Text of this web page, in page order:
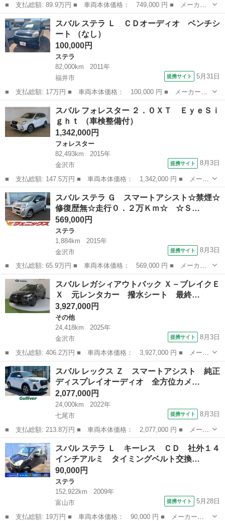
■ 支払総額: 89.9万円 ■ 車両本体価格： 749,000 円 ■ メーカー
名： スバル ■ 車種名： インプレッサスポーツ ■ グレード
名： ２．０ｉアイサイト アクティブスタイル☆４ＷＤ☆ナビ☆
☆４ＷＤ☆メモリ...
石川 金沢市
スバル ステラ Ｌ ＣＤオーディオ ベンチシ
ート （なし）
100,000円
ステラ
82,000km
2011年
福井市
提携サイト 5月31日
■ 支払総額: 17万円 ■ 車両本体価格： 100,000 円 ■ メーカー
名： スバル ■ 車種名： ステラ ■ グレード名： Ｌ ＣＤオー
ディオ ベンチシート ■ 排気量： 660cc ■ ドア枚数： 5D ■ ミ
ッ...
福井 福井市
スバル フォレスター ２．０ＸＴ ＥｙｅＳｉ
ｇｈｔ （車検整備付）
1,342,000円
フォレスター
82,493km
2015年
金沢市
提携サイト 8月3日
■ 支払総額: 147.5万円 ■ 車両本体価格： 1,342,000 円 ■ メーカ
ー名： スバル ■ 車種名： フォレスター ■ グレード名： ２．
０ＸＴ ＥｙｅＳｉｇｈｔ ■ 排気量： 2000cc ■ ドア枚数： ...
石川 金沢市
スバル ステラ Ｇ スマートアシスト☆禁煙☆
修復歴無☆走行０．２万Ｋｍ☆ ☆Ｓ…
569,000円
ステラ
1,884km
2015年
金沢市
提携サイト 8月3日
■ 支払総額: 65.9万円 ■ 車両本体価格： 569,000 円 ■ メーカー
名： スバル ■ 車種名： ステラ ■ グレード名： Ｇ スマート
アシスト☆禁煙☆修復歴無☆走行０．２万Ｋｍ☆ ☆ＳＤナビ☆ＴＶ
☆Ｂｌｕｅｔ...
石川 金沢市 ステラ
スバル レガシィアウトバック Ｘ－ブレイクＥ
Ｘ 元レンタカー 撥水シート 最終…
3,927,000円
その他
24,418km
2025年
金沢市
提携サイト 8月3日
■ 支払総額: 406.2万円 ■ 車両本体価格： 3,927,000 円 ■ メーカ
ー名： スバル ■ 車種名： レガシィアウトバック ■ グレード
名： Ｘ－ブレイクＥＸ 元レンタカー 撥水シート 最終Ｅ型 ■
排気量：...
石川 金沢市
スバル レックス Ｚ スマートアシスト 純正
ディスプレイオーディオ 全方位カメ…
2,077,000円
24,000km
2022年
七尾市
提携サイト 8月3日
■ 支払総額: 213.8万円 ■ 車両本体価格： 2,077,000 円 ■ メーカ
ー名： スバル ■ 車種名： レックス ■ グレード名： Ｚ スマ
ートアシスト 純正ディスプレイオーディオ 全方位カメラ ブライ
ンドスポ...
石川 七尾市
スバル ステラ Ｌ キーレス ＣＤ 社外１４
インチアルミ タイミングベルト交換…
90,000円
ステラ
152,922km
2009年
富山市
提携サイト 5月28日
■ 支払総額: 19万円 ■ 車両本体価格： 90,000 円 ■ メーカー